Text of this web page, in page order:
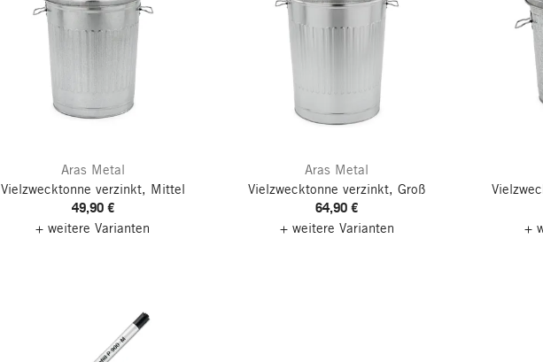
Aras Metal
Vielzwecktonne verzinkt, Mittel
49,90 €
+ weitere Varianten
Aras Metal
Vielzwecktonne verzinkt, Groß
64,90 €
+ weitere Varianten +